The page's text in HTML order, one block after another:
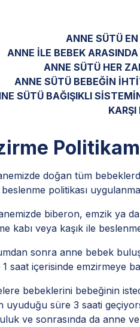
ANNE SÜTÜ
ANNE İLE BEBEK
ANNE SÜTÜ HER
ANNE SÜTÜ BEBEĞİN
SÜTÜ BAĞIŞIKLI
doğan tüm
politikası
biberon, emzik ya
kabı veya kaşık ile
sonra anne bebek
1 saat içerisinde emzirmeye
bebeklerini bebeğinin
uyuduğu süre 3 saati
ve sonrasında da anne